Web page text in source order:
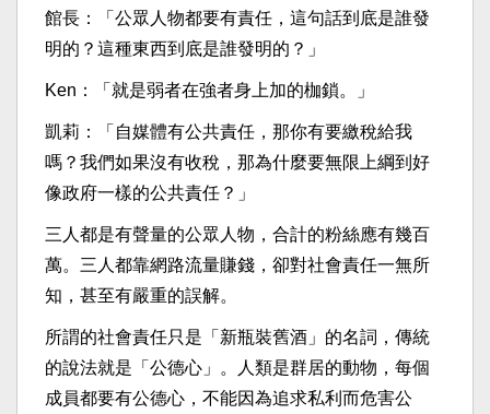
館長：「公眾人物都要有責任，這句話到底是誰發
明的？這種東西到底是誰發明的？」
Ken：「就是弱者在強者身上加的枷鎖。」
凱莉：「自媒體有公共責任，那你有要繳稅給我
嗎？我們如果沒有收稅，那為什麼要無限上綱到好
像政府一樣的公共責任？」
三人都是有聲量的公眾人物，合計的粉絲應有幾百
萬。三人都靠網路流量賺錢，卻對社會責任一無所
知，甚至有嚴重的誤解。
所謂的社會責任只是「新瓶裝舊酒」的名詞，傳統
的說法就是「公德心」。人類是群居的動物，每個
成員都要有公德心，不能因為追求私利而危害公